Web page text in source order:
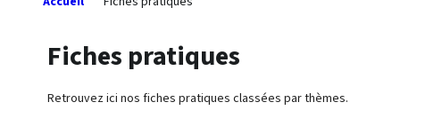
Fiches pratiques
Retrouvez ici nos fiches pratiques classées par thèmes.